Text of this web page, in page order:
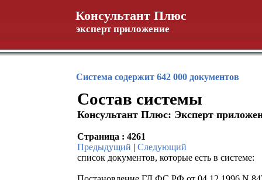
Консультант Плюс
эксперт приложение
Система содержит 642 000 документов
Состав системы
Консультант Плюс: Эксперт
Страница : 4261
Предыдущий |Следующий
список документов, которые есть в системе: